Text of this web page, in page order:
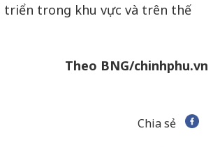
triển trong khu vực và trên thế
Theo BNG/chinhphu.vn
Chia sẻ